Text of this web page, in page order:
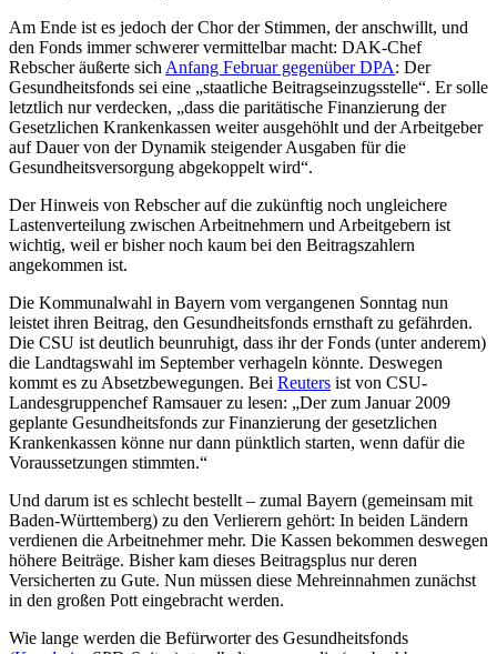
Am Ende ist es jedoch der Chor der Stimmen, der anschwillt, und
den Fonds immer schwerer vermittelbar macht: DAK-Chef
Rebscher äußerte sich Anfang Februar gegenüber DPA: Der
Gesundheitsfonds sei eine „staatliche Beitragseinzugsstelle“. Er solle
letztlich nur verdecken, „dass die paritätische Finanzierung der
Gesetzlichen Krankenkassen weiter ausgehöhlt und der Arbeitgeber
auf Dauer von der Dynamik steigender Ausgaben für die
Gesundheitsversorgung abgekoppelt wird“.
Der Hinweis von Rebscher auf die zukünftig noch ungleichere
Lastenverteilung zwischen Arbeitnehmern und Arbeitgebern ist
wichtig, weil er bisher noch kaum bei den Beitragszahlern
angekommen ist.
Die Kommunalwahl in Bayern vom vergangenen Sonntag nun
leistet ihren Beitrag, den Gesundheitsfonds ernsthaft zu gefährden.
Die CSU ist deutlich beunruhigt, dass ihr der Fonds (unter anderem)
die Landtagswahl im September verhageln könnte. Deswegen
kommt es zu Absetzbewegungen. Bei Reuters ist von CSU-
Landesgruppenchef Ramsauer zu lesen: „Der zum Januar 2009
geplante Gesundheitsfonds zur Finanzierung der gesetzlichen
Krankenkassen könne nur dann pünktlich starten, wenn dafür die
Voraussetzungen stimmten.“
Und darum ist es schlecht bestellt – zumal Bayern (gemeinsam mit
Baden-Württemberg) zu den Verlierern gehört: In beiden Ländern
verdienen die Arbeitnehmer mehr. Die Kassen bekommen deswegen
höhere Beiträge. Bisher kam dieses Beitragsplus nur deren
Versicherten zu Gute. Nun müssen diese Mehreinnahmen zunächst
in den großen Pott eingebracht werden.
Wie lange werden die Befürworter des Gesundheitsfonds